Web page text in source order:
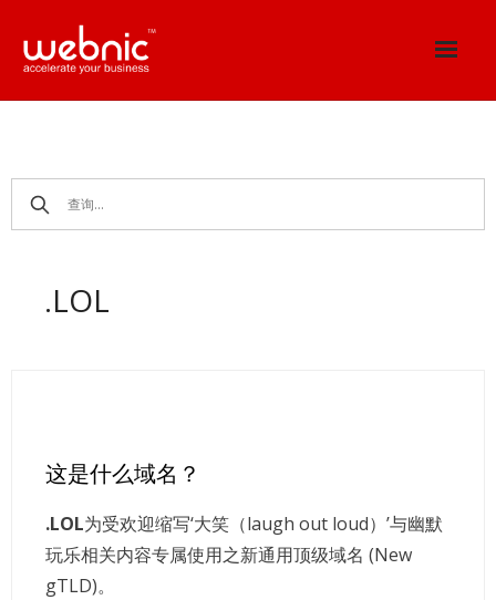
content
.LOL
这是什么域名？
.LOL为受欢迎缩写‘大笑（laugh out loud）’与幽默
玩乐相关内容专属使用之新通用顶级域名 (New
gTLD)。